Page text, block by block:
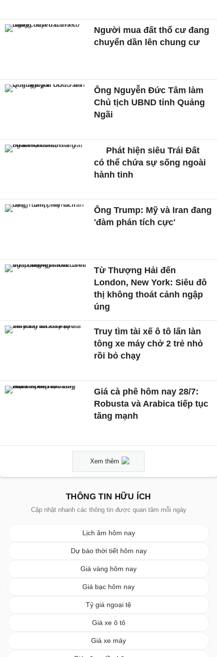
Người mua đất thổ cư đang
chuyển dần lên chung cư
Ông Nguyễn Đức Tâm làm
Chủ tịch UBND tỉnh Quảng
Ngãi
Phát hiện siêu Trái Đất
có thể chứa sự sống ngoài
hành tinh
Ông Trump: Mỹ và Iran đang
'đàm phán tích cực'
Từ Thượng Hải đến
London, New York: Siêu đô
thị không thoát cảnh ngập
úng
Truy tìm tài xế ô tô lấn làn
tông xe máy chở 2 trẻ nhỏ
rồi bỏ chạy
Giá cà phê hôm nay 28/7:
Robusta và Arabica tiếp tục
tăng mạnh
Xem thêm
THÔNG TIN HỮU ÍCH
Cập nhật nhanh các thông tin được quan tâm mỗi ngày
Lịch âm hôm nay
Dự báo thời tiết hôm nay
Giá vàng hôm nay
Giá bạc hôm nay
Tỷ giá ngoại tệ
Giá xe ô tô
Giá xe máy